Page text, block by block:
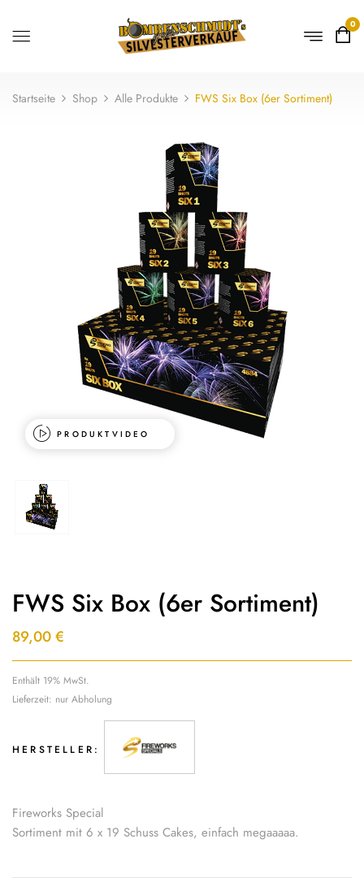
0
Startseite Shop Alle Produkte FWS Six Box (6er Sortiment)
PRODUKTVIDEO
FWS Six Box (6er Sortiment)
89,00€
Enthält 19% MwSt.
Lieferzeit: nur Abholung
HERSTELLER:
Fireworks Special
Sortiment mit 6 x 19 Schuss Cakes, einfach megaaaaa.